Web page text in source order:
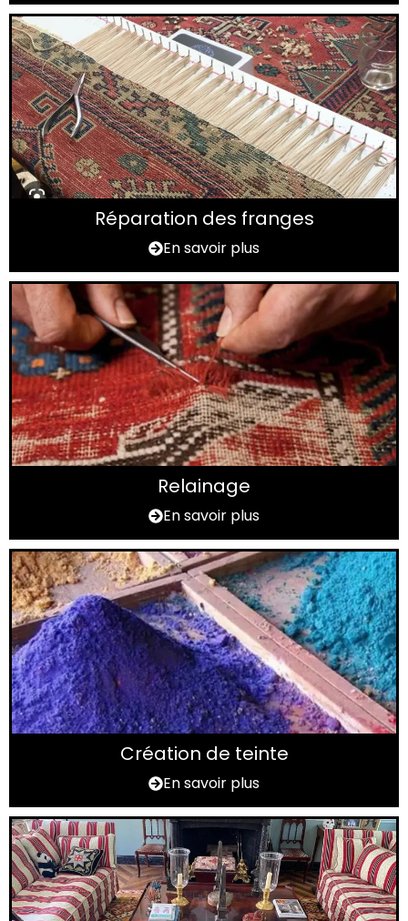
Réparation des franges
En savoir plus
Relainage
En savoir plus
Création de teinte
En savoir plus